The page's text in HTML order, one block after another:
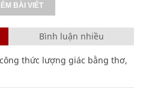
BÀI VIẾT
Bình luận nhiều
thức lượng giác bằng thơ,